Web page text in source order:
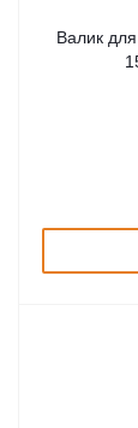
Валик